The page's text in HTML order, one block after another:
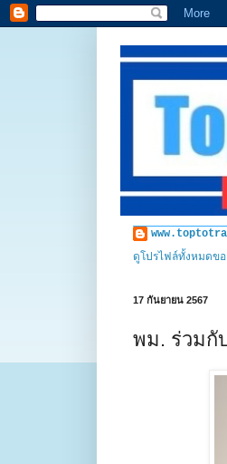
ดูโปรไฟล์ทั้งหมดข
17 กันยายน 2567
พม. ร่วมกั